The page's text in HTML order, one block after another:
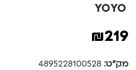
YOYO
₪219
מק"ט: 4895228100528